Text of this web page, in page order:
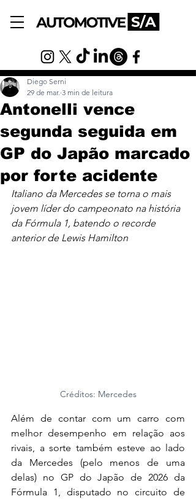
Antonelli vence
segunda seguida em
GP do Japão marcado
por forte acidente
Diego Serni
29 de mar. 3 min de leitura
Italiano da Mercedes se torna o mais
jovem líder do campeonato na história
da Fórmula 1, batendo o recorde
anterior de Lewis Hamilton
Créditos: Mercedes
Além de contar com um carro com
melhor desempenho em relação aos
rivais, a sorte também esteve ao lado
da Mercedes (pelo menos de uma
delas) no GP do Japão de 2026 da
Fórmula 1, disputado no circuito de